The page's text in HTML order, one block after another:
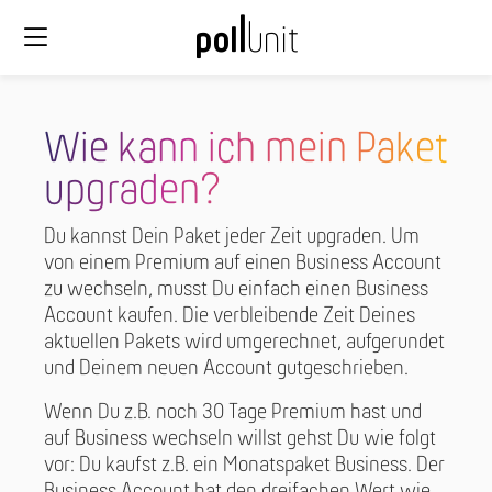
Wie kann ich mein Paket
upgraden?
Du kannst Dein Paket jeder Zeit upgraden. Um
von einem Premium auf einen Business Account
zu wechseln, musst Du einfach einen Business
Account kaufen. Die verbleibende Zeit Deines
aktuellen Pakets wird umgerechnet, aufgerundet
und Deinem neuen Account gutgeschrieben.
Wenn Du z.B. noch 30 Tage Premium hast und
auf Business wechseln willst gehst Du wie folgt
vor: Du kaufst z.B. ein Monatspaket Business. Der